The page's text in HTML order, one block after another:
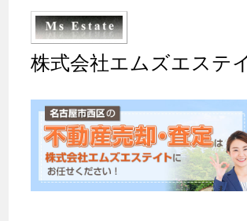
株式会社エムズエステ